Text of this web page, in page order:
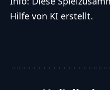
Hilfe von KI erstellt.